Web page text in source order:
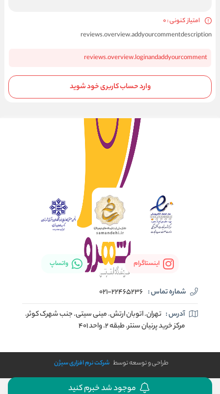
امتیاز کنونی : 0
reviews.overview.addyourcommentdescription
reviews.overview.loginandaddyourcomment
وارد حساب کاربری خود شوید
اینستاگرام واتساپ
شماره تماس : 021-22465236
آدرس : تهران. اتوبان ارتش. مینی سیتی. جنب شهرک کوثر.
مرکز خرید پرنیان سنتر. طبقه ۲. واحد ۴۰۱
طراحی و توسعه توسط شرکت نرم افزاری سیژن